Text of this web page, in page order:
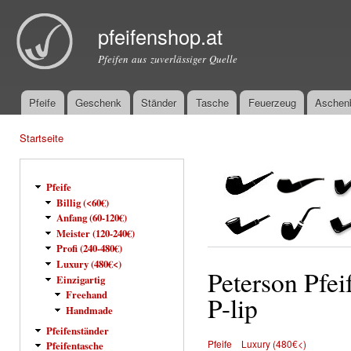
pfeifenshop.at
Pfeifen aus zuverlässiger Quelle
Hauptmenü
Pfeife Geschenk Ständer Tasche Feuerzeug
Startseite
Pfeife
Billig (<60€)
Anfang (60-120€)
Meister (120-240€)
Profi (240-480€)
Luxury (480€<)
Einzigartig
Freehand
Handmade
Pfeifenständer
Pfeifentasche
Peterson
P-lip
Pfeife Luxury (480€<)